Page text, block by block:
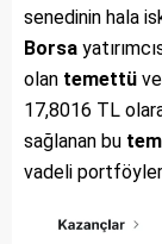
senedinin hala
Borsa
olan temettü
17,8016 TL
sağlanan bu
vadeli